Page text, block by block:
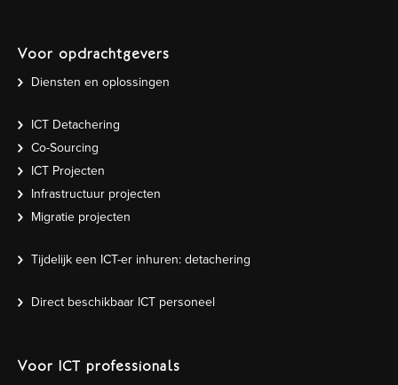
Voor opdrachtgevers
Diensten en oplossingen
ICT Detachering
Co-Sourcing
ICT Projecten
Infrastructuur projecten
Migratie projecten
Tijdelijk een ICT-er inhuren: detachering
Direct beschikbaar ICT personeel
Voor ICT professionals